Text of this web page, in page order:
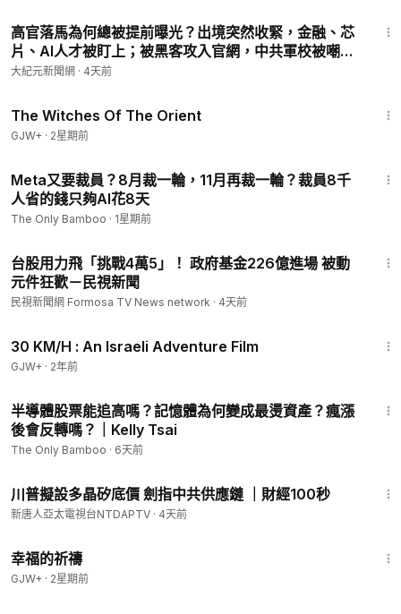
高官落馬為何總被提前曝光？出境突然收緊，金融、芯
片、AI人才被盯上；被黑客攻入官網，中共軍校被嘲諷
｜#佳音時刻
大紀元新聞網 · 4天前
The Witches Of The Orient
GJW+ · 2星期前
Meta又要裁員？8月裁一輪，11月再裁一輪？裁員8千
人省的錢只夠AI花8天
The Only Bamboo · 1星期前
台股用力飛「挑戰4萬5」！ 政府基金226億進場 被動
元件狂歡－民視新聞
民視新聞網 Formosa TV News network · 4天前
30 KM/H : An Israeli Adventure Film
GJW+ · 2年前
半導體股票能追高嗎？記憶體為何變成最燙資產？瘋漲
後會反轉嗎？｜Kelly Tsai
The Only Bamboo · 6天前
川普擬設多晶矽底價 劍指中共供應鏈 ｜財經100秒
新唐人亞太電視台NTDAPTV · 4天前
幸福的祈禱
GJW+ · 2星期前